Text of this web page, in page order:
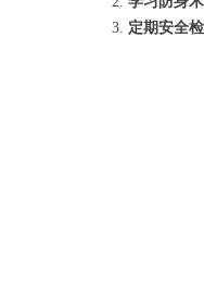
定期安全